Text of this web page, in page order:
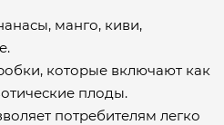
манго, киви,
которые включают как
плоды.
потребителям легко